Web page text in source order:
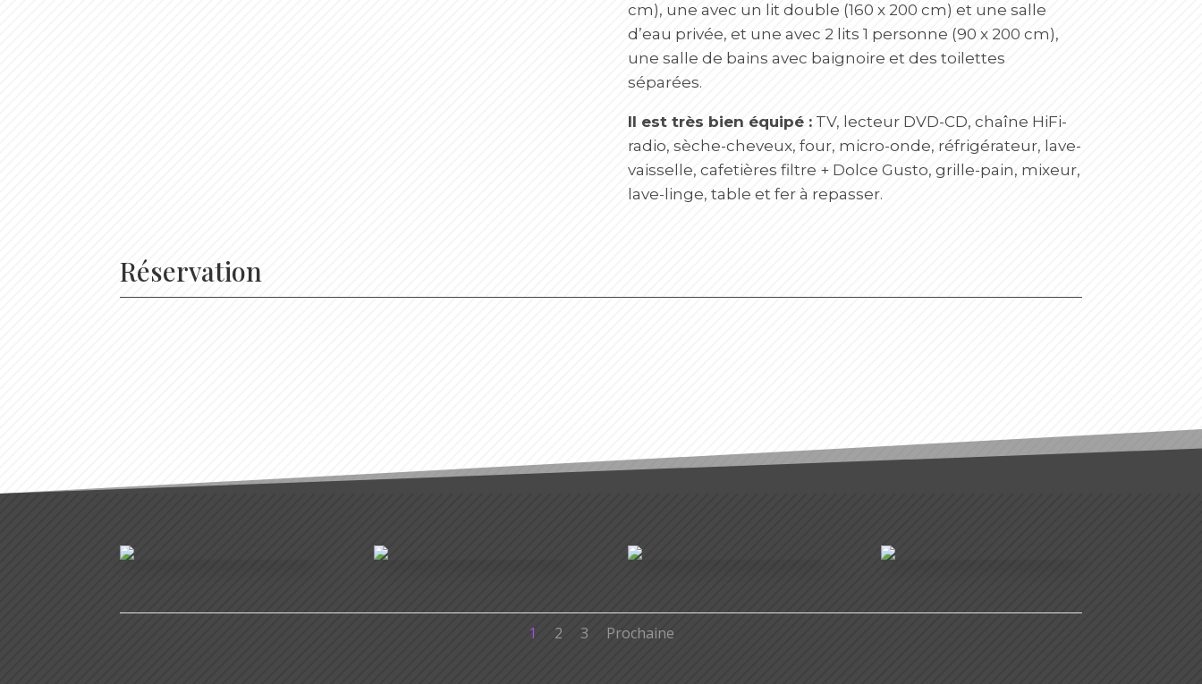
cm), une avec un lit double (160 x 200 cm) et une salle
d’eau privée, et une avec 2 lits 1 personne (90 x 200 cm),
une salle de bains avec baignoire et des toilettes
séparées.
Il est très bien équipé :TV, lecteur DVD-CD, chaîne HiFi-
radio, sèche-cheveux, four, micro-onde, réfrigérateur, lave-
vaisselle, cafetières filtre + Dolce Gusto, grille-pain, mixeur,
lave-linge, table et fer à repasser.
Réservation
1 2 3 Prochaine